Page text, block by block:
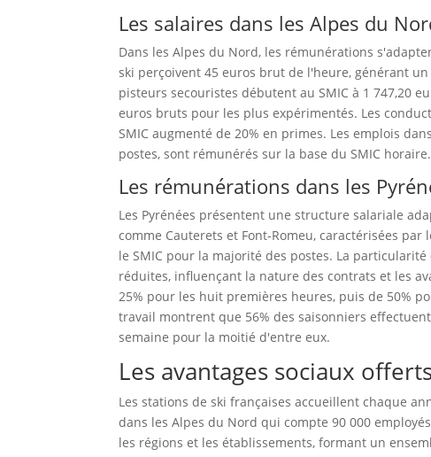
Les salaires dans les Alpes du
Dans les Alpes du Nord, les rémunérations
ski perçoivent 45 euros brut de l'heure, générant
pisteurs secouristes débutent au SMIC à 1 747,20
euros bruts pour les plus expérimentés. Les
SMIC augmenté de 20% en primes. Les emplois
postes, sont rémunérés sur la base du SMIC horaire.
Les rémunérations dans les
Les Pyrénées présentent une structure salariale
comme Cauterets et Font-Romeu, caractérisées
le SMIC pour la majorité des postes. La
réduites, influençant la nature des contrats et les
25% pour les huit premières heures, puis de 50%
travail montrent que 56% des saisonniers
semaine pour la moitié d'entre eux.
Les avantages sociaux
Les stations de ski françaises accueillent chaque
dans les Alpes du Nord qui compte 90 000
les régions et les établissements, formant un